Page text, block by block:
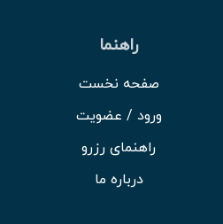
راهنما
صفحه نخست
ورود / عضویت
راهنمای رزرو
درباره ما